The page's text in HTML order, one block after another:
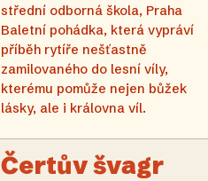
střední odborná škola, Praha
Baletní pohádka, která vypráví
příběh rytíře nešťastně
zamilovaného do lesní víly,
kterému pomůže nejen bůžek
lásky, ale i královna víl.
Čertův švagr